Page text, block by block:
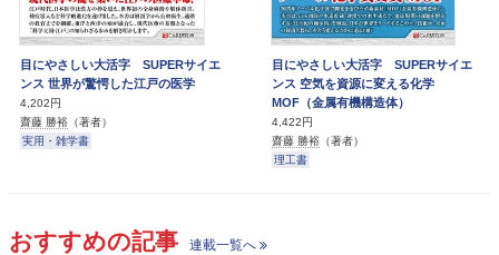
目にやさしい大活字 SUPERサイエ
ンス 世界が驚愕した江戸の医学
4,202円
齋藤 勝裕 （著者）
実用・雑学書
目にやさしい大活字 SUPERサイエ
ンス 空気を資源に変える化学
MOF（金属有機構造体）
4,422円
齋藤 勝裕 （著者）
理工書
おすすめの記事 連載一覧へ